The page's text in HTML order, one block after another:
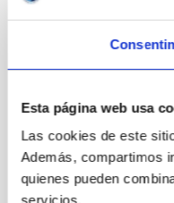
Esta página web usa
Las cookies de este
Además, compartimos
quienes pueden
servicios.